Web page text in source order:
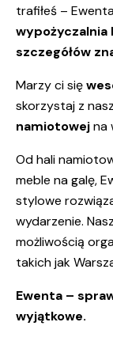
trafiłeś –
wypożyczalnia
szczegółów
Marzy ci się
skorzystaj z
namiotowejna
Od hali
meble na galę,
stylowe
wydarzenie.
możliwością
takich jak
Ewenta –
wyjątkowe.